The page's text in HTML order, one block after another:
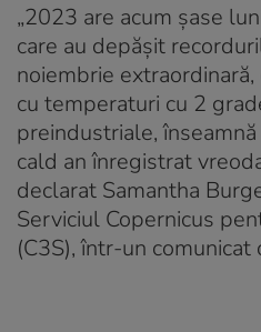
„2023 are acum şase
care au depăşit
noiembrie
cu temperaturi cu 2
preindustriale,
cald an înregistrat
declarat Samantha
Serviciul Copernicus
(C3S), într-un comunicat